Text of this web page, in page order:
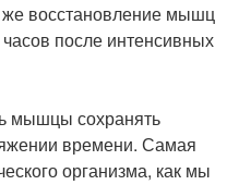
восстановление мышц
после интенсивных
мышцы сохранять
времени. Самая
организма, как мы